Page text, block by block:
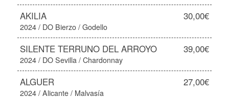
AKILIA 30,00€
2024 / DO Bierzo / Godello
SILENTE TERRUNO DEL ARROYO 39,00€
2024 / DO Sevilla / Chardonnay
ALGUER 27,00€
2024 / Alicante / Malvasía